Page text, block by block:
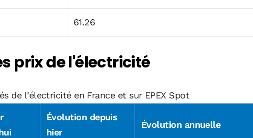
61.26
prix de l'électricité
de l'électricité en France et sur EPEX Spot
Évolution depuis
hier
Évolution annuelle